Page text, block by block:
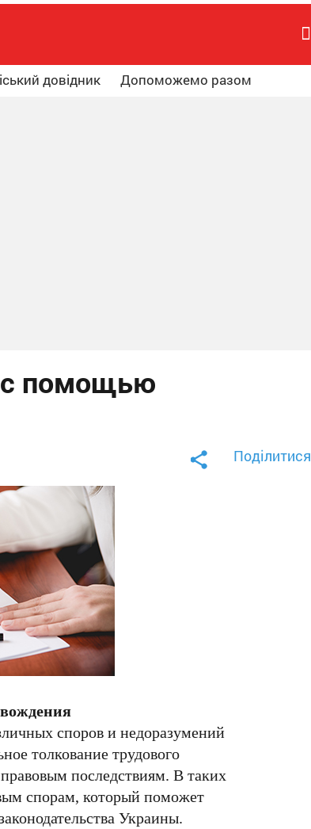
довідник Допоможемо разом
с помощью
Поділитися
споров и недоразумений
толкование трудового
последствиям. В таких
спорам, который поможет
Украины.